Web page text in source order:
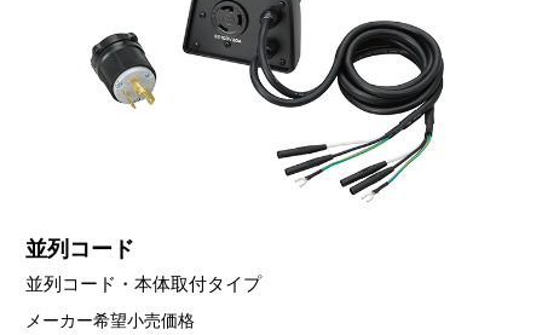
並列コード
並列コード・本体取付タイプ
メーカー希望小売価格